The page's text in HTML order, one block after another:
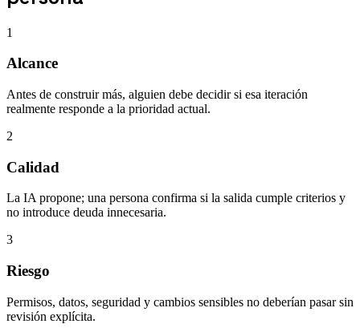
1
Alcance
Antes de construir más, alguien debe decidir si esa iteración
realmente responde a la prioridad actual.
2
Calidad
La IA propone; una persona confirma si la salida cumple criterios y
no introduce deuda innecesaria.
3
Riesgo
Permisos, datos, seguridad y cambios sensibles no deberían pasar sin
revisión explícita.